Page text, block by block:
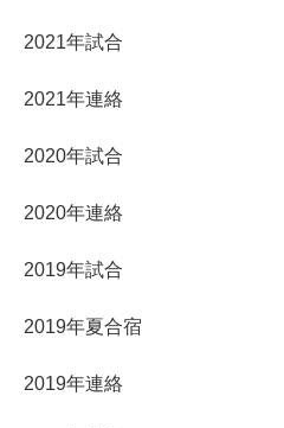
2021年試合
2021年連絡
2020年試合
2020年連絡
2019年試合
2019年夏合宿
2019年連絡